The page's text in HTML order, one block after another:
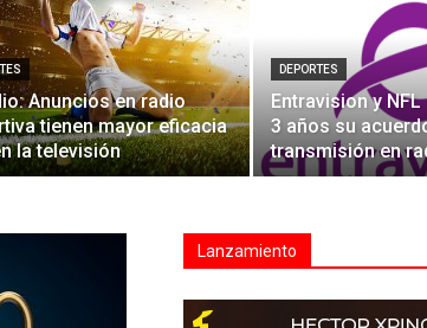
Anuncios en radio
tienen mayor eficacia
la televisión
DEPORTES
Entravision y
3 años su
transmisión en
Lanzamiento